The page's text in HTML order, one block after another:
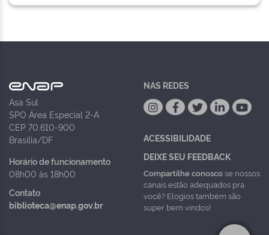
Asa Sul
SPO Área Especial 2-A
CEP 70.610-900
Brasília/DF
Horário de funcionamento
08h00 às 18h00
Contato
biblioteca@enap.gov.br
NAS REDES
ACESSIBILIDADE
DEIXE SEU FEEDBACK
Compartilhe conoscose nossos
canais estão adequados pra
você? Elogios também são
super bem vindos!